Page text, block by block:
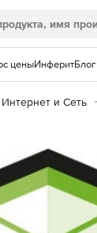
ценыИнферитБлог
Интернет и Сеть